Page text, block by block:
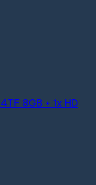
8GB + 1x HD